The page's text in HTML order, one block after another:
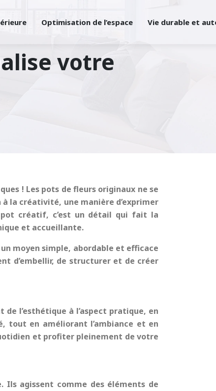
Optimisation de l’espace Vie durable et
votre
! Les pots de fleurs originaux ne se
la créativité, une manière d’exprimer
créatif, c’est un détail qui fait la
et accueillante.
moyen simple, abordable et efficace
d’embellir, de structurer et de créer
l’esthétique à l’aspect pratique, en
tout en améliorant l’ambiance et en
et profiter pleinement de votre
Ils agissent comme des éléments de